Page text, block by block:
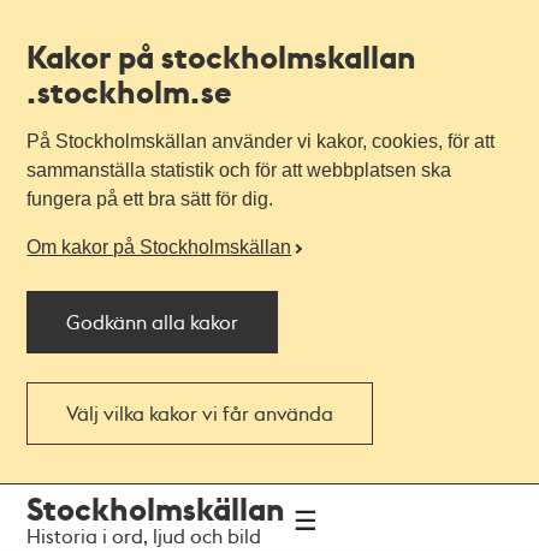
Kakor på stockholmskallan
.stockholm.se
På Stockholmskällan använder vi kakor, cookies, för att
sammanställa statistik och för att webbplatsen ska
fungera på ett bra sätt för dig.
Om kakor på Stockholmskällan
Godkänn alla kakor
Välj vilka kakor vi får använda
navigationen
huvudinnehållet
Stockholmskällan
Historia i ord, ljud och bild